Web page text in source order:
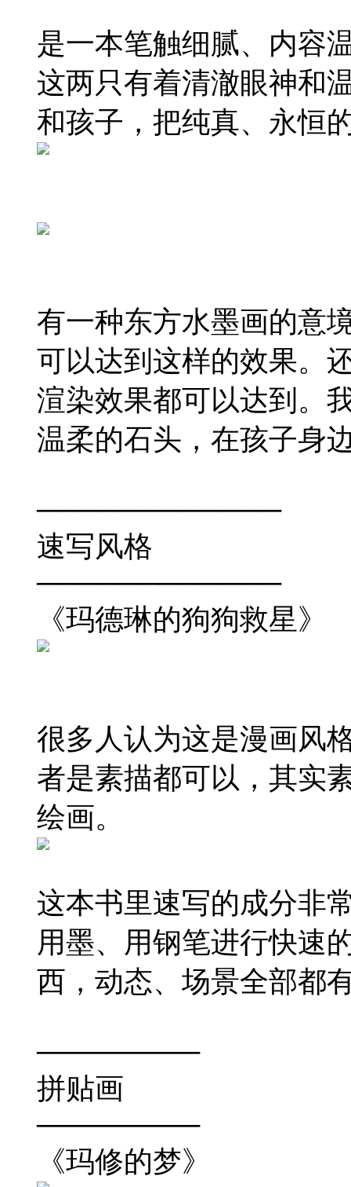
是一本笔触细腻、内容
这两只有着清澈眼神和
和孩子，把纯真、永恒
有一种东方水墨画的意
可以达到这样的效果。
渲染效果都可以达到。
温柔的石头，在孩子身
────────────
速写风格
────────────
《玛德琳的狗狗救星》
很多人认为这是漫画风
者是素描都可以，其实
绘画。
这本书里速写的成分非
用墨、用钢笔进行快速
西，动态、场景全部都
────────
拼贴画
────────
《玛修的梦》